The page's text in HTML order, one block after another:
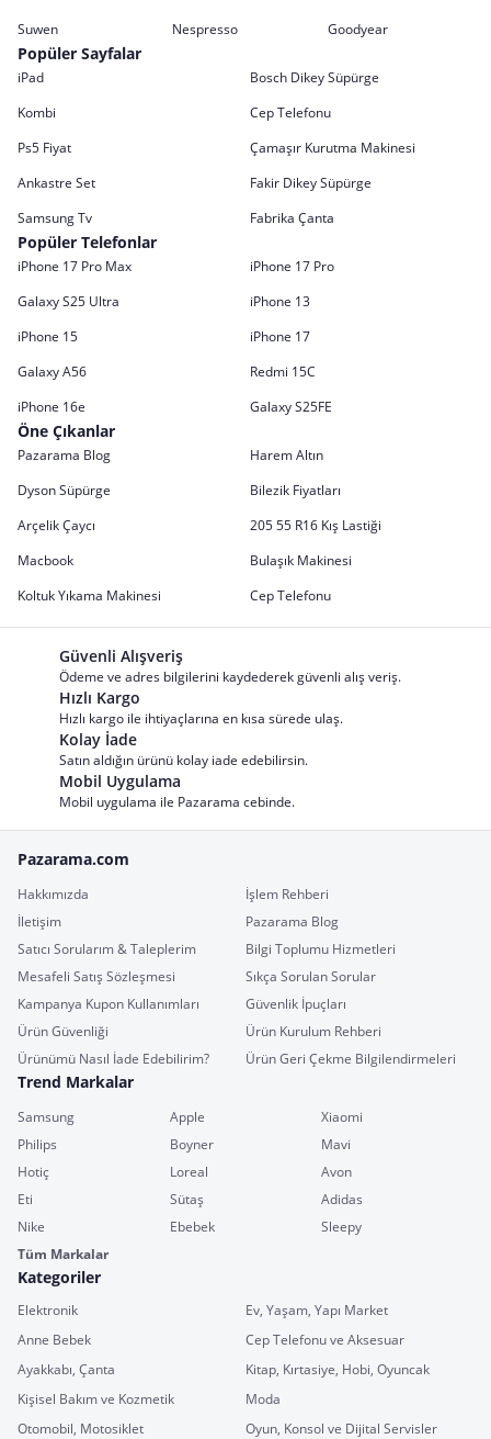
Suwen
Nespresso Goodyear
Popüler Sayfalar
iPad
Bosch Dikey Süpürge
Kombi
Cep Telefonu
Ps5 Fiyat
Çamaşır Kurutma Makinesi
Ankastre Set
Fakir Dikey Süpürge
Samsung Tv
Fabrika Çanta
Popüler Telefonlar
iPhone 17 Pro Max
iPhone 17 Pro
Galaxy S25 Ultra
iPhone 13
iPhone 15
iPhone 17
Galaxy A56
Redmi 15C
iPhone 16e
Galaxy S25FE
Öne Çıkanlar
Pazarama Blog
Harem Altın
Dyson Süpürge
Bilezik Fiyatları
Arçelik Çaycı
205 55 R16 Kış Lastiği
Macbook
Bulaşık Makinesi
Koltuk Yıkama Makinesi
Cep Telefonu
Güvenli Alışveriş
Ödeme ve adres bilgilerini kaydederek güvenli alış veriş.
Hızlı Kargo
Hızlı kargo ile ihtiyaçlarına en kısa sürede ulaş.
Kolay İade
Satın aldığın ürünü kolay iade edebilirsin.
Mobil Uygulama
Mobil uygulama ile Pazarama cebinde.
Pazarama.com
Hakkımızda
İşlem Rehberi
İletişim
Pazarama Blog
Satıcı Sorularım & Taleplerim
Bilgi Toplumu Hizmetleri
Mesafeli Satış Sözleşmesi
Sıkça Sorulan Sorular
Kampanya Kupon Kullanımları
Güvenlik İpuçları
Ürün Güvenliği
Ürün Kurulum Rehberi
Ürünümü Nasıl İade Edebilirim?
Ürün Geri Çekme Bilgilendirmeleri
Trend Markalar
Samsung Apple
Xiaomi
Philips
Boyner
Mavi
Hotiç
Loreal
Avon
Eti
Sütaş
Adidas
Nike
Ebebek
Sleepy
Tüm Markalar
Kategoriler
Elektronik
Ev, Yaşam, Yapı Market
Anne Bebek
Cep Telefonu ve Aksesuar
Ayakkabı, Çanta
Kitap, Kırtasiye, Hobi, Oyuncak
Kişisel Bakım ve Kozmetik
Moda
Otomobil, Motosiklet
Oyun, Konsol ve Dijital Servisler